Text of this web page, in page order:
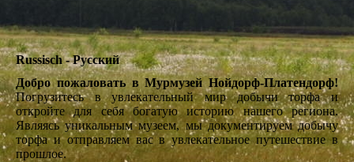
Russisch - Русский
Добро пожаловать в Мурмузей Нойдорф-Платендорф!
Погрузитесь в увлекательный мир добычи торфа и
откройте для себя богатую историю нашего региона.
Являясь уникальным музеем, мы документируем добычу
торфа и отправляем вас в увлекательное путешествие в
прошлое.